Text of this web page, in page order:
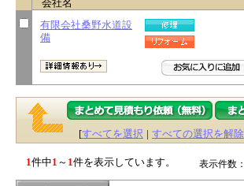
会社名
有限会社桑野水道設
備
[すべてを選択 | すべての選択を解除
1件中1 ～ 1件を表示しています。 表示件数：